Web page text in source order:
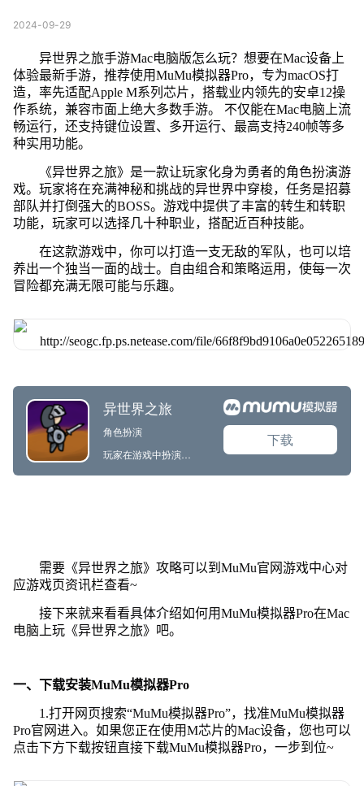
2024-09-29
异世界之旅手游Mac电脑版怎么玩？想要在Mac设备上
体验最新手游，推荐使用MuMu模拟器Pro，专为macOS打
造，率先适配Apple M系列芯片，搭载业内领先的安卓12操
作系统，兼容市面上绝大多数手游。 不仅能在Mac电脑上流
畅运行，还支持键位设置、多开运行、最高支持240帧等多
种实用功能。
《异世界之旅》是一款让玩家化身为勇者的角色扮演游
戏。玩家将在充满神秘和挑战的异世界中穿梭，任务是招募
部队并打倒强大的BOSS。游戏中提供了丰富的转生和转职
功能，玩家可以选择几十种职业，搭配近百种技能。
在这款游戏中，你可以打造一支无敌的军队，也可以培
养出一个独当一面的战士。自由组合和策略运用，使每一次
冒险都充满无限可能与乐趣。
需要《异世界之旅》攻略可以到MuMu官网游戏中心对
应游戏页资讯栏查看~
接下来就来看看具体介绍如何用MuMu模拟器Pro在Mac
电脑上玩《异世界之旅》吧。
一、下载安装MuMu模拟器Pro
1.打开网页搜索“MuMu模拟器Pro”，找准MuMu模拟器
Pro官网进入。如果您正在使用M芯片的Mac设备，您也可以
点击下方下载按钮直接下载MuMu模拟器Pro，一步到位~